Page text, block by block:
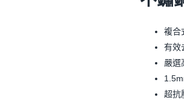
複合
有效
嚴選
超抗